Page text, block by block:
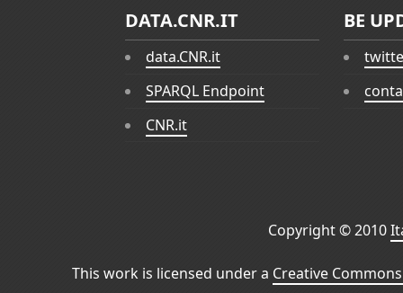
DATA.CNR.IT
data.CNR.it
SPARQL Endpoint
CNR.it
BE
Copyright © 2010
This work is licensed under a Creative